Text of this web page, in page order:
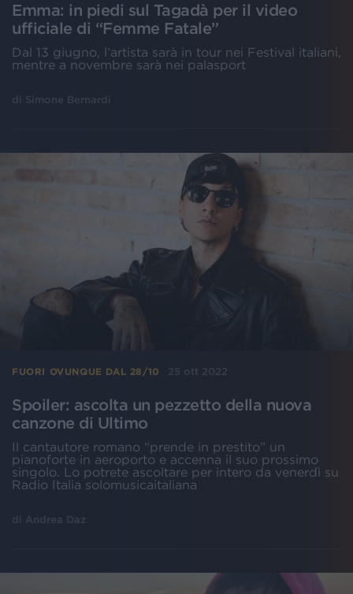
Emma: in piedi sul Tagadà per il video
ufficiale di “Femme Fatale”
Dal 13 giugno, l’artista sarà in tour nei Festival italiani,
mentre a novembre sarà nei palasport
di Simone Bernardi
FUORI OVUNQUE DAL 28/10 25 ott 2022
Spoiler: ascolta un pezzetto della nuova
canzone di Ultimo
Il cantautore romano “prende in prestito” un
pianoforte in aeroporto e accenna il suo prossimo
singolo. Lo potrete ascoltare per intero da venerdì su
Radio Italia solomusicaitaliana
di Andrea Daz